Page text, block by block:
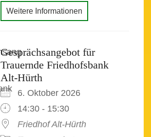
Weitere Informationen
Gesprächsangebot für
Trauernde Friedhofsbank
Alt-Hürth
6. Oktober 2026
14:30 - 15:30
Friedhof Alt-Hürth